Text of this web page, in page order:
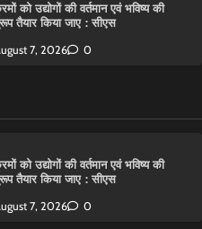
को उद्योगों की वर्तमान एवं भविष्य की
तैयार किया जाए : सीएस
7, 2026 0
को उद्योगों की वर्तमान एवं भविष्य की
तैयार किया जाए : सीएस
7, 2026 0